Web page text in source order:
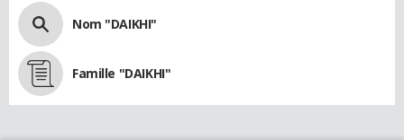
Nom "DAIKHI"
Famille "DAIKHI"